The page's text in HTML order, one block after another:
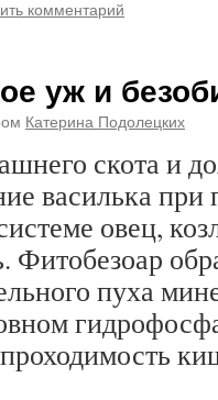
комментарий
уж и
Катерина Подолецких
скота и
василька при
овец,
пуха